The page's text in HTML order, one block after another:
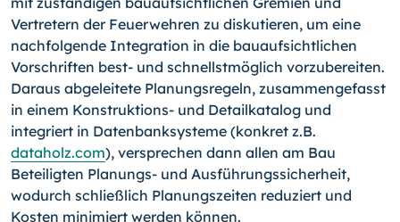
Vertretern der Feuerwehren zu diskutieren, um eine
nachfolgende Integration in die bauaufsichtlichen
Vorschriften best- und schnellstmöglich vorzubereiten.
Daraus abgeleitete Planungsregeln, zusammengefasst
in einem Konstruktions- und Detailkatalog und
integriert in Datenbanksysteme (konkret z.B.
dataholz.com), versprechen dann allen am Bau
Beteiligten Planungs- und Ausführungssicherheit,
wodurch schließlich Planungszeiten reduziert und
Kosten minimiert werden können.